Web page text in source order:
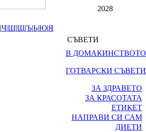
|Ч|Ш|Щ|Ъ|Ь|Ю|Я
2028
СЪВЕТИ
В ДОМАКИНСТВОТО
ГОТВАРСКИ СЪВЕТИ
ЗА ЗДРАВЕТО
ЗА КРАСОТАТА
ЕТИКЕТ
НАПРАВИ СИ САМ
ДИЕТИ